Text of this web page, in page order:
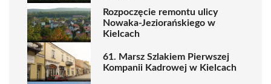
Rozpoczęcie remontu ulicy
Nowaka-Jeziorańskiego w
Kielcach
61. Marsz Szlakiem Pierwszej
Kompanii Kadrowej w Kielcach